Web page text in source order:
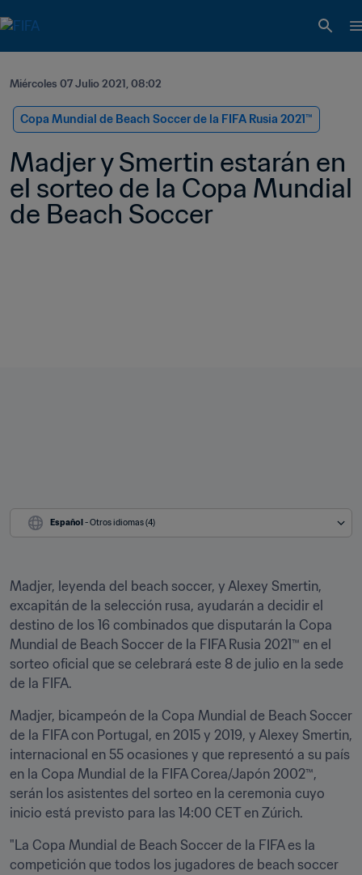
Miércoles 07 Julio 2021, 08:02
Copa Mundial de Beach Soccer de la FIFA Rusia 2021™
Madjer y Smertin estarán en
el sorteo de la Copa Mundial
de Beach Soccer
Español - Otros idiomas (4)
Madjer, leyenda del beach soccer, y Alexey Smertin,
excapitán de la selección rusa, ayudarán a decidir el
destino de los 16 combinados que disputarán la Copa
Mundial de Beach Soccer de la FIFA Rusia 2021™ en el
sorteo oficial que se celebrará este 8 de julio en la sede
de la FIFA.
Madjer, bicampeón de la Copa Mundial de Beach Soccer
de la FIFA con Portugal, en 2015 y 2019, y Alexey Smertin,
internacional en 55 ocasiones y que representó a su país
en la Copa Mundial de la FIFA Corea/Japón 2002™,
serán los asistentes del sorteo en la ceremonia cuyo
inicio está previsto para las 14:00 CET en Zúrich.
"La Copa Mundial de Beach Soccer de la FIFA es la
competición que todos los jugadores de beach soccer